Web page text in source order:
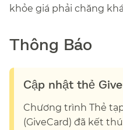
khỏe giá phải chăng
Thông Báo​​
Cập nhật thẻ
Chương trình Thẻ
(GiveCard) đã kết